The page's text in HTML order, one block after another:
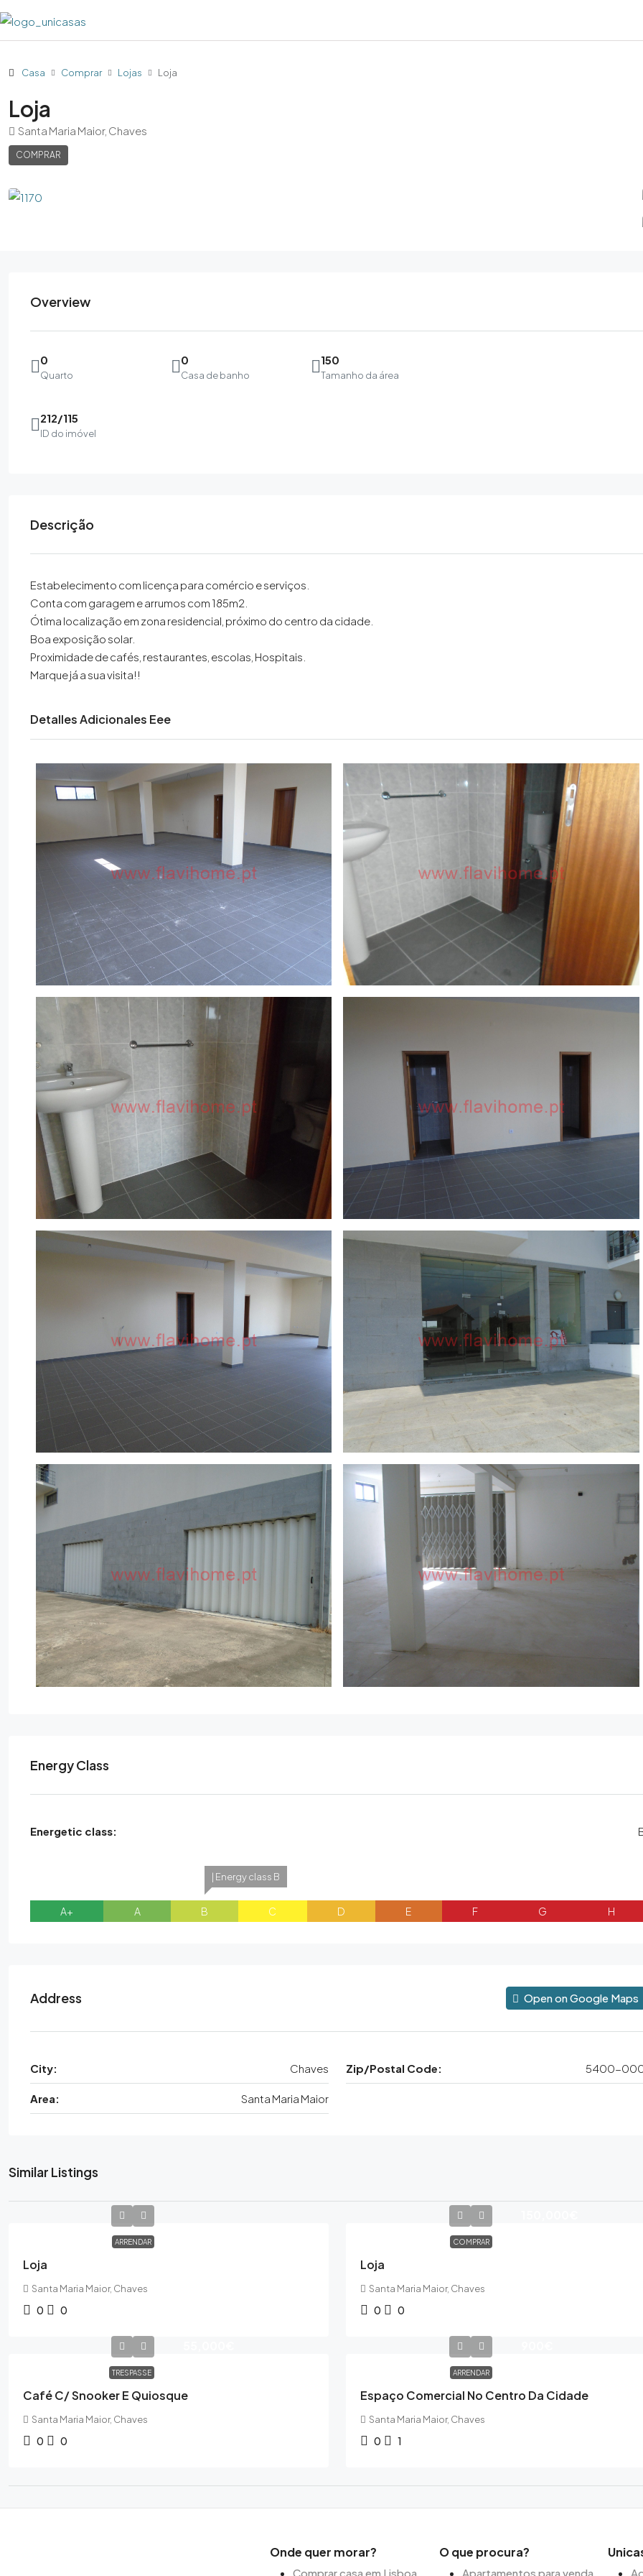
Casa Comprar Lojas Loja
Loja
Santa Maria Maior, Chaves
COMPRAR
Overview
0
Quarto
0
Casa de banho
150
Tamanho da área
212/115
ID do imóvel
Descrição
Estabelecimento com licença para comércio e serviços.
Conta com garagem e arrumos com 185m2.
Ótima localização em zona residencial, próximo do centro da cidade.
Boa exposição solar.
Proximidade de cafés, restaurantes, escolas, Hospitais.
Marque já a sua visita!!
Detalles Adicionales Eee
Energy Class
Energetic class:
A+ A
| Energy class B
B C D E F G H
Address Open on Google Maps
City: Chaves Zip/Postal Code: 5400-
Area: Santa Maria Maior
Similar Listings
ARRENDAR
Loja
Santa Maria Maior, Chaves
0 0
COMPRAR
Loja
Santa Maria Maior, Chaves
0 0
TRESPASSE
Café C/ Snooker E Quiosque
Santa Maria Maior, Chaves
0 0
ARRENDAR
Espaço Comercial No Centro Da Cidade
Santa Maria Maior, Chaves
0 1
Onde quer morar?
Comprar casa em Lisboa
O que procura?
Apartamentos para venda